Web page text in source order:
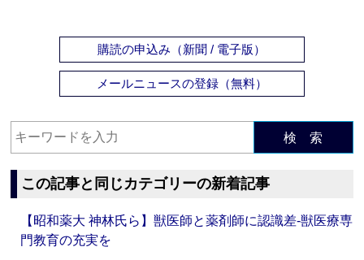
購読の申込み（新聞 / 電子版）
メールニュースの登録（無料）
検 索
この記事と同じカテゴリーの新着記事
【昭和薬大 神林氏ら】獣医師と薬剤師に認識差‐獣医療専
門教育の充実を